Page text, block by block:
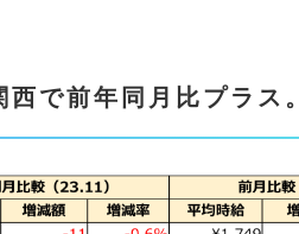
で前年同月比プラス。